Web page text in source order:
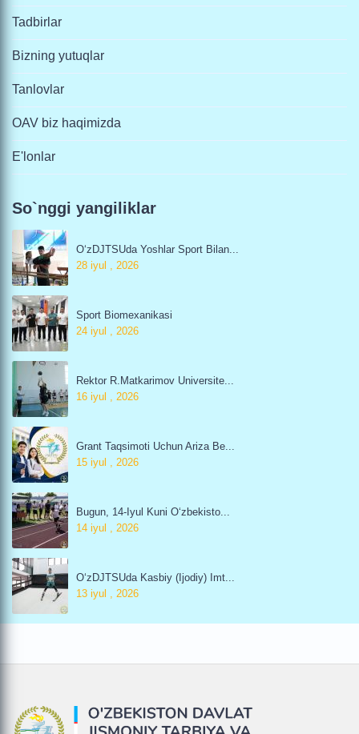
Tadbirlar
Bizning yutuqlar
Tanlovlar
OAV biz haqimizda
E'lonlar
So`nggi yangiliklar
O‘zDJTSUda Yoshlar Sport Bilan...
28 iyul , 2026
Sport Biomexanikasi
24 iyul , 2026
Rektor R.Matkarimov Universite...
16 iyul , 2026
Grant Taqsimoti Uchun Ariza Be...
15 iyul , 2026
Bugun, 14-Iyul Kuni O‘zbekisto...
14 iyul , 2026
O‘zDJTSUda Kasbiy (ijodiy) Imt...
13 iyul , 2026